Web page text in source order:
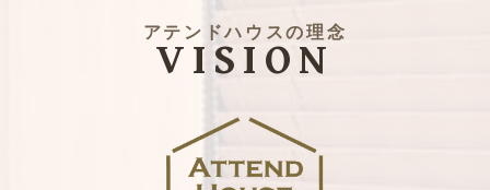
アテンドハウスの理念
VISION